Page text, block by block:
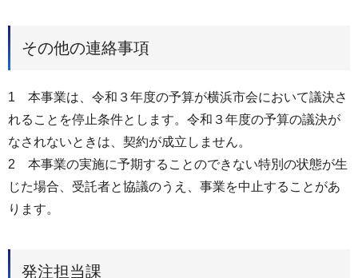
その他の連絡事項
1 本事業は、令和３年度の予算が横浜市会において議決さ
れることを停止条件とします。令和３年度の予算の議決が
なされないときは、契約が成立しません。
2 本事業の実施に予期することのできない特別の状態が生
じた場合、受託者と協議のうえ、事業を中止することがあ
ります。
発注担当課